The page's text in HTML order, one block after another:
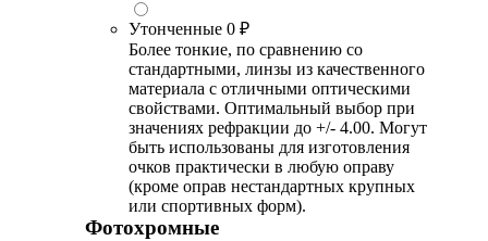
Утонченные 0 ₽
Более тонкие, по сравнению со
стандартными, линзы из качественного
материала с отличными оптическими
свойствами. Оптимальный выбор при
значениях рефракции до +/- 4.00. Могут
быть использованы для изготовления
очков практически в любую оправу
(кроме оправ нестандартных крупных
или спортивных форм).
Фотохромные